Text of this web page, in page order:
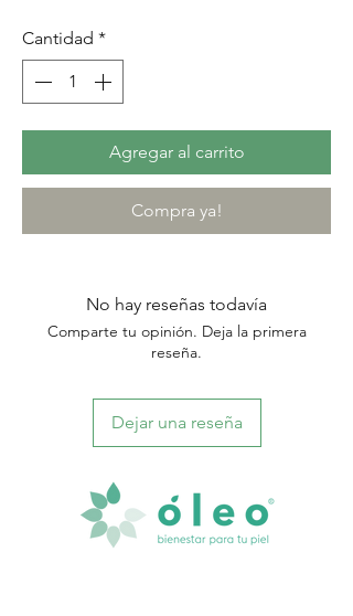
Cantidad *
Agregar al carrito
Compra ya!
No hay reseñas todavía
Comparte tu opinión. Deja la primera
reseña.
Dejar una reseña